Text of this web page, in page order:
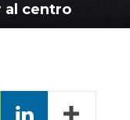
al centro